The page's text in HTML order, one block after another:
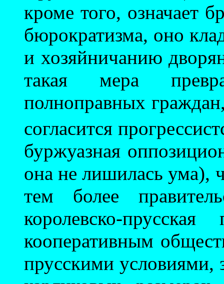
кроме того, означает
бюрократизма, оно
и хозяйничанию
такая мера
полноправных
согласится
буржуазная
она не лишилась ума),
тем более
королевско-
кооперативным
прусскими условиями,